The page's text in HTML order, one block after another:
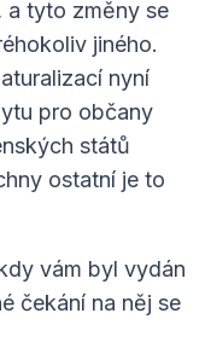
a tyto změny se
jiného.
nyní
pro občany
států
ostatní je to
vám byl vydán
čekání na něj se